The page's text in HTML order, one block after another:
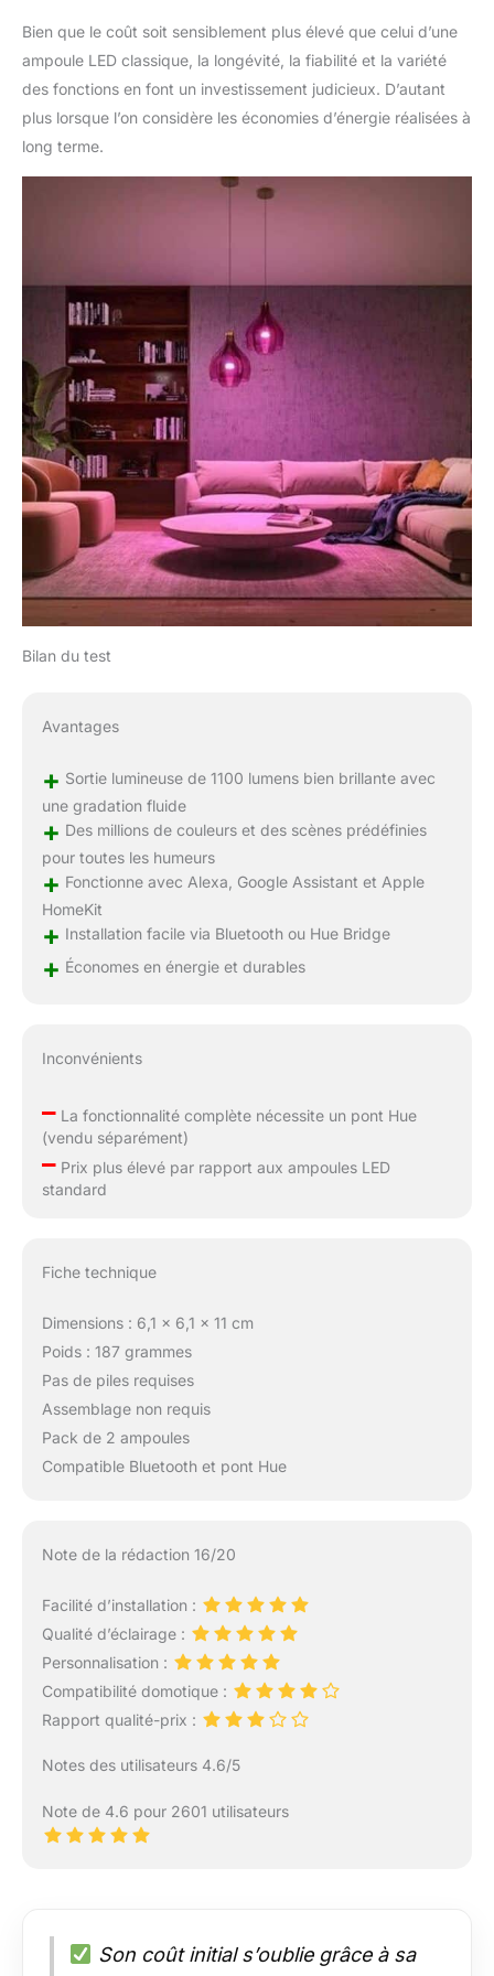
tous les assistants
Google Nest. Le pont
Hue est requis pour les
appareils Amazon Echo
(1ère génération) et
votre expérience de la
séparément) et
bénéficiez d'une
expérience d'éclairage
connectée optimale.
Diamètre : 60 mm
Bien que le coût soit sensiblement plus élevé que celui d’une
ampoule LED classique, la longévité, la fiabilité et la variété
des fonctions en font un investissement judicieux. D’autant
plus lorsque l’on considère les économies d’énergie réalisées à
long terme.
Bilan du test
Avantages
+ Sortie lumineuse de 1100 lumens bien brillante avec
une gradation fluide
+ Des millions de couleurs et des scènes prédéfinies
pour toutes les humeurs
+ Fonctionne avec Alexa, Google Assistant et Apple
HomeKit
+ Installation facile via Bluetooth ou Hue Bridge
+ Économes en énergie et durables
Inconvénients
–La fonctionnalité complète nécessite un pont Hue
(vendu séparément)
–Prix plus élevé par rapport aux ampoules LED
standard
Fiche technique
Dimensions : 6,1 x 6,1 x 11 cm
Poids : 187 grammes
Pas de piles requises
Assemblage non requis
Pack de 2 ampoules
Compatible Bluetooth et pont Hue
Note de la rédaction 16/20
Facilité d’installation :
Qualité d’éclairage :
Personnalisation :
Compatibilité domotique :
Rapport qualité-prix :
Notes des utilisateurs 4.6/5
Note de 4.6 pour 2601 utilisateurs
Son coût initial s’oublie grâce à sa